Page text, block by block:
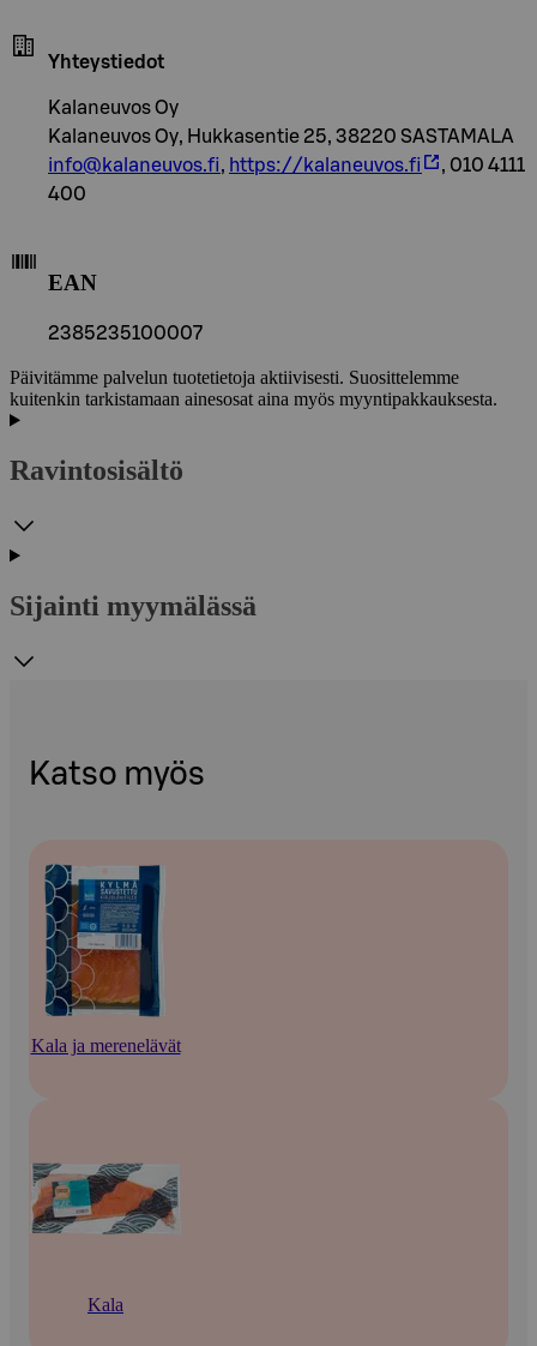
Yhteystiedot
Kalaneuvos Oy
Kalaneuvos Oy, Hukkasentie 25, 38220 SASTAMALA
info@kalaneuvos.fi, https://kalaneuvos.fi
, 010 4111
400
EAN
2385235100007
Päivitämme palvelun tuotetietoja aktiivisesti. Suosittelemme
kuitenkin tarkistamaan ainesosat aina myös myyntipakkauksesta.
Ravintosisältö
Sijainti myymälässä
Katso myös
Kala ja merenelävät
Kala